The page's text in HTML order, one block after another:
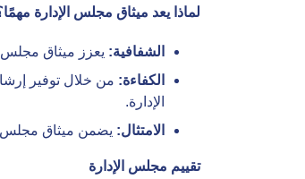
لماذا يعد ميثاق مجلس الإدارة
الشفافية: يعزز ميثاق مجلس
الكفاءة: من خلال توفير
الإدارة.
الامتثال: يضمن ميثاق مجلس
تقييم مجلس الإدارة